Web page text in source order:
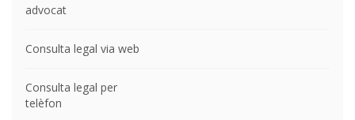
advocat
Consulta legal via web
Consulta legal per
telèfon